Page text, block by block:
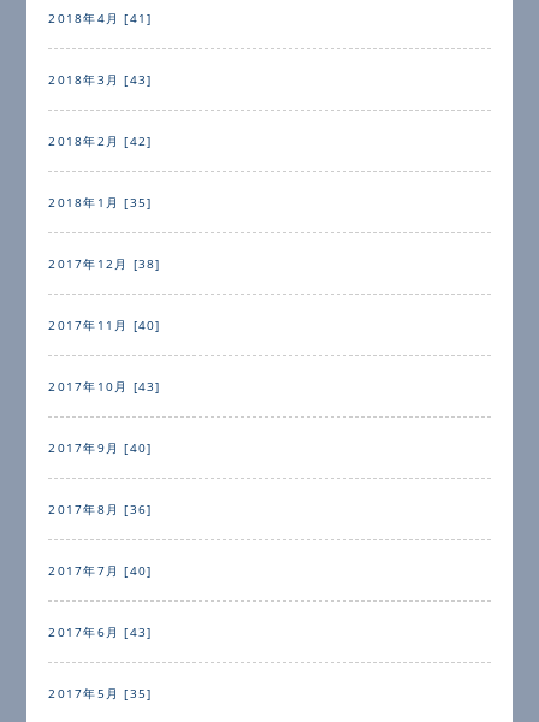
2018年4月 [41]
2018年3月 [43]
2018年2月 [42]
2018年1月 [35]
2017年12月 [38]
2017年11月 [40]
2017年10月 [43]
2017年9月 [40]
2017年8月 [36]
2017年7月 [40]
2017年6月 [43]
2017年5月 [35]